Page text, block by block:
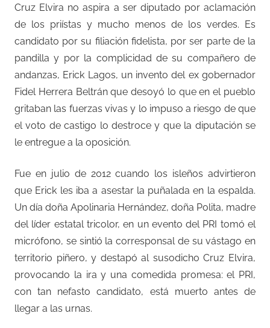
Cruz Elvira no aspira a ser diputado por aclamación
de los priístas y mucho menos de los verdes. Es
candidato por su filiación fidelista, por ser parte de la
pandilla y por la complicidad de su compañero de
andanzas, Erick Lagos, un invento del ex gobernador
Fidel Herrera Beltrán que desoyó lo que en el pueblo
gritaban las fuerzas vivas y lo impuso a riesgo de que
el voto de castigo lo destroce y que la diputación se
le entregue a la oposición.
Fue en julio de 2012 cuando los isleños advirtieron
que Erick les iba a asestar la puñalada en la espalda.
Un día doña Apolinaria Hernández, doña Polita, madre
del líder estatal tricolor, en un evento del PRI tomó el
micrófono, se sintió la corresponsal de su vástago en
territorio piñero, y destapó al susodicho Cruz Elvira,
provocando la ira y una comedida promesa: el PRI,
con tan nefasto candidato, está muerto antes de
llegar a las urnas.